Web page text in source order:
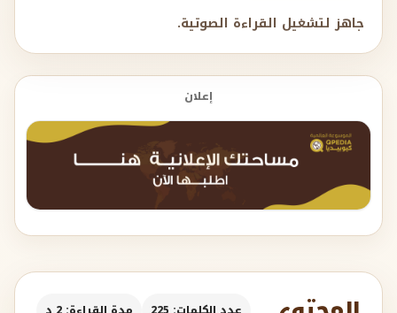
جاهز لتشغيل القراءة الصوتية.
إعلان